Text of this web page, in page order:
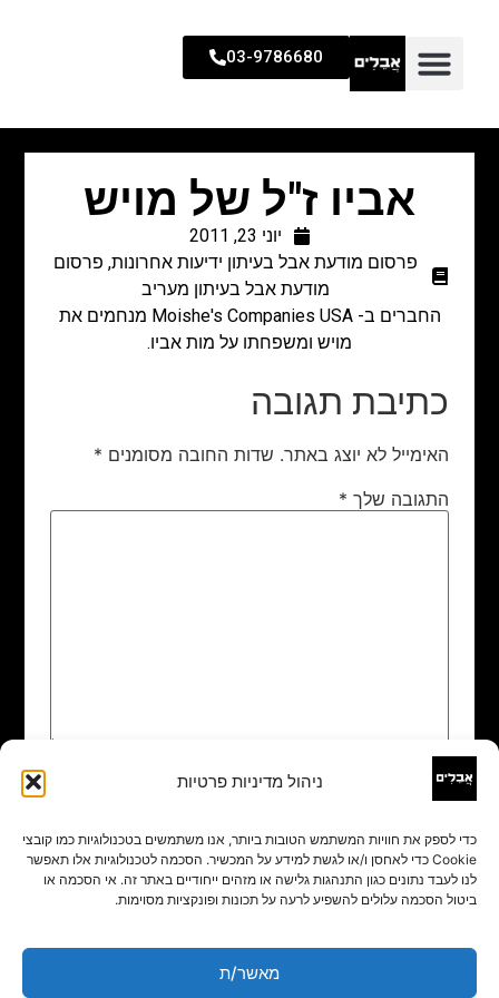
ניהול מדיניות פרטיות
כדי לספק את חוויות המשתמש הטובות ביותר, אנו משתמשים בטכנולוגיות כמו קובצי
Cookie כדי לאחסן ו/או לגשת למידע על המכשיר. הסכמה לטכנולוגיות אלו תאפשר
לנו לעבד נתונים כגון התנהגות גלישה או מזהים ייחודיים באתר זה. אי הסכמה או
ביטול הסכמה עלולים להשפיע לרעה על תכונות ופונקציות מסוימות.
מאשר/ת
03-9786680
אביו ז"ל של מויש
יוני 23, 2011
פרסום מודעת אבל בעיתון ידיעות אחרונות, פרסום
מודעת אבל בעיתון מעריב
החברים ב- Moishe's Companies USA מנחמים את
מויש ומשפחתו על מות אביו.
כתיבת תגובה
האימייל לא יוצג באתר. שדות החובה מסומנים *
התגובה שלך *
שם
אימייל*